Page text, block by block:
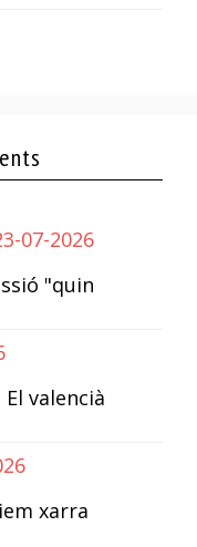
07-2026
"quin
El valencià
xarra